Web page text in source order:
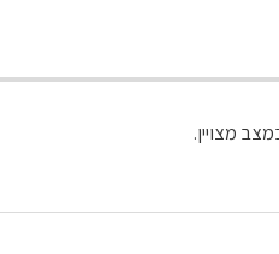
מצויין.